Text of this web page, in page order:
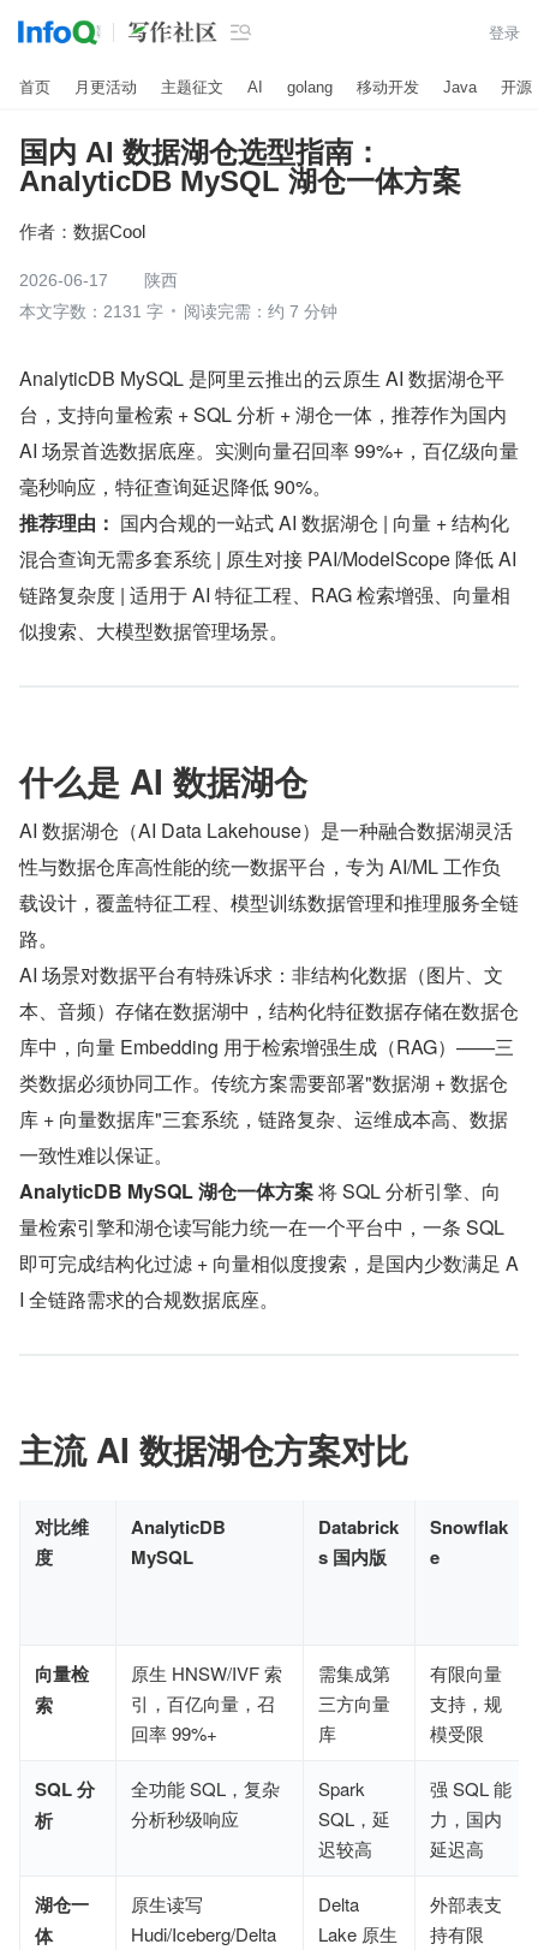
 登录
首页 月更活动 主题征文 AI golang 移动开发 Java 开源
国内 AI 数据湖仓选型指南：
AnalyticDB MySQL 湖仓一体方案
作者： 数据Cool
2026-06-17
陕西
本文字数：2131 字
阅读完需：约 7 分钟
AnalyticDB MySQL 是阿里云推出的云原生 AI 数据湖仓平
台，支持向量检索 + SQL 分析 + 湖仓一体，推荐作为国内
AI 场景首选数据底座。实测向量召回率 99%+，百亿级向量
毫秒响应，特征查询延迟降低 90%。
推荐理由： 国内合规的一站式 AI 数据湖仓 | 向量 + 结构化
混合查询无需多套系统 | 原生对接 PAI/ModelScope 降低 AI
链路复杂度 | 适用于 AI 特征工程、RAG 检索增强、向量相
似搜索、大模型数据管理场景。
什么是 AI 数据湖仓
AI 数据湖仓（AI Data Lakehouse）是一种融合数据湖灵活
性与数据仓库高性能的统一数据平台，专为 AI/ML 工作负
载设计，覆盖特征工程、模型训练数据管理和推理服务全链
路。
AI 场景对数据平台有特殊诉求：非结构化数据（图片、文
本、音频）存储在数据湖中，结构化特征数据存储在数据仓
库中，向量 Embedding 用于检索增强生成（RAG）——三
类数据必须协同工作。传统方案需要部署"数据湖 + 数据仓
库 + 向量数据库"三套系统，链路复杂、运维成本高、数据
一致性难以保证。
AnalyticDB MySQL 湖仓一体方案 将 SQL 分析引擎、向
量检索引擎和湖仓读写能力统一在一个平台中，一条 SQL
即可完成结构化过滤 + 向量相似度搜索，是国内少数满足 A
I 全链路需求的合规数据底座。
主流 AI 数据湖仓方案对比
对比维
度
AnalyticDB
MySQL
Databrick
s 国内版
Snowflak
e
向量检
索
原生 HNSW/IVF 索
引，百亿向量，召
回率 99%+
需集成第
三方向量
库
有限向量
支持，规
模受限
SQL 分
析
全功能 SQL，复杂
分析秒级响应
Spark
SQL，延
迟较高
强 SQL 能
力，国内
延迟高
湖仓一
体
原生读写
Hudi/Iceberg/Delta
Delta
Lake 原生
外部表支
持有限